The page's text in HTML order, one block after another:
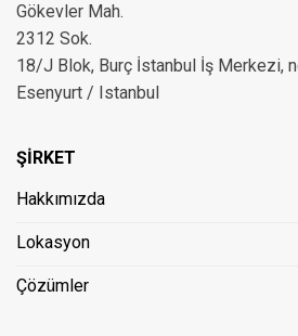
Gökevler Mah.
2312 Sok.
18/J Blok, Burç İstanbul İş Merkezi,
Esenyurt / Istanbul
ŞİRKET
Hakkımızda
Lokasyon
Çözümler